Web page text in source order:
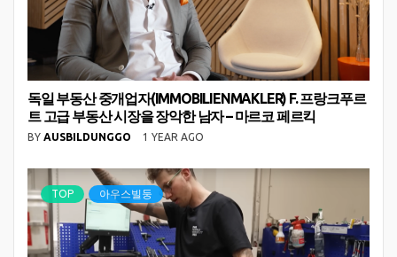
독일 부동산 중개업자(IMMOBILIENMAKLER) F. 프랑크푸르
트 고급 부동산 시장을 장악한 남자 – 마르코 페르킥
BY AUSBILDUNGGO 1 YEAR AGO
TOP 아우스빌둥